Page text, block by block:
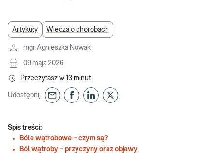
Artykuły Wiedza o chorobach
mgr Agnieszka Nowak
09 maja 2026
Przeczytasz w 13 minut
Udostępnij
Spis treści:
Bóle wątrobowe – czym są?
Ból wątroby – przyczyny oraz objawy